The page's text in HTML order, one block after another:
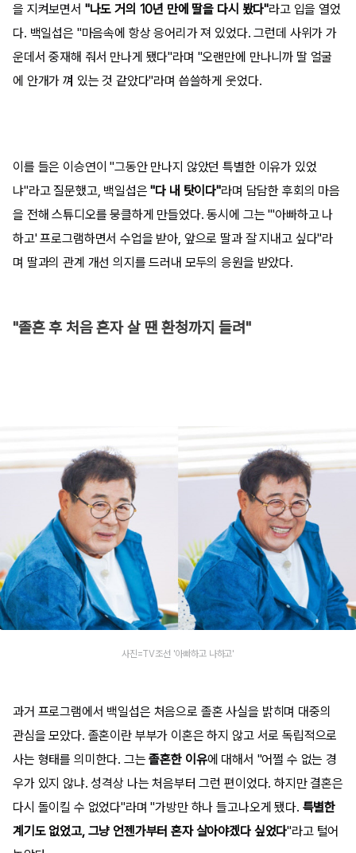
을 지켜보면서 "나도 거의 10년 만에 딸을 다시 봤다"라고 입을 열었
다. 백일섭은 "마음속에 항상 응어리가 져 있었다. 그런데 사위가 가
운데서 중재해 줘서 만나게 됐다"라며 "오랜만에 만나니까 딸 얼굴
에 안개가 껴 있는 것 같았다"라며 씁쓸하게 웃었다.
이를 들은 이승연이 "그동안 만나지 않았던 특별한 이유가 있었
냐"라고 질문했고, 백일섭은 "다 내 탓이다"라며 담담한 후회의 마음
을 전해 스튜디오를 뭉클하게 만들었다. 동시에 그는 "'아빠하고 나
하고' 프로그램하면서 수업을 받아, 앞으로 딸과 잘 지내고 싶다"라
며 딸과의 관계 개선 의지를 드러내 모두의 응원을 받았다.
"졸혼 후 처음 혼자 살 땐 환청까지 들려"
사진=TV조선 '아빠하고 나하고'
과거 프로그램에서 백일섭은 처음으로 졸혼 사실을 밝히며 대중의
관심을 모았다. 졸혼이란 부부가 이혼은 하지 않고 서로 독립적으로
사는 형태를 의미한다. 그는졸혼한 이유에 대해서 "어쩔 수 없는 경
우가 있지 않냐. 성격상 나는 처음부터 그런 편이었다. 하지만 결혼은
다시 돌이킬 수 없었다"라며 "가방만 하나 들고나오게 됐다. 특별한
계기도 없었고, 그냥 언젠가부터 혼자 살아야겠다 싶었다"라고 털어